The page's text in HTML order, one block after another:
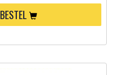
BESTEL